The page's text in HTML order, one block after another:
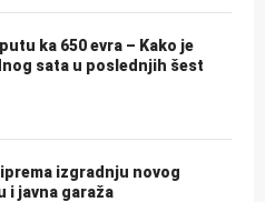
ka 650 evra – Kako je
sata u poslednjih šest
izgradnju novog
i javna garaža